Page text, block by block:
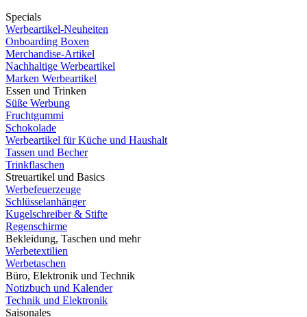
Specials
Werbeartikel-Neuheiten
Onboarding Boxen
Merchandise-Artikel
Nachhaltige Werbeartikel
Marken Werbeartikel
Essen und Trinken
Süße Werbung
Fruchtgummi
Schokolade
Werbeartikel für Küche und Haushalt
Tassen und Becher
Trinkflaschen
Streuartikel und Basics
Werbefeuerzeuge
Schlüsselanhänger
Kugelschreiber & Stifte
Regenschirme
Bekleidung, Taschen und mehr
Werbetextilien
Werbetaschen
Büro, Elektronik und Technik
Notizbuch und Kalender
Technik und Elektronik
Saisonales